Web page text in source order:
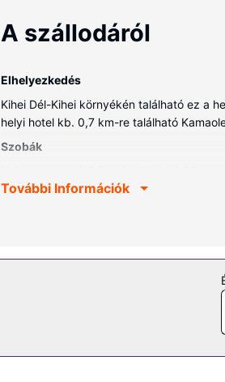
A szállodáról
Elhelyezkedés
Kihei Dél-Kihei környékén található ez a
helyi hotel kb. 0,7 km-re található
Szobák
privát veranda tartozik. A(z)
A szálláshely kínálta egyéb
A szálláshelyen vegytisztítási/
További Információk